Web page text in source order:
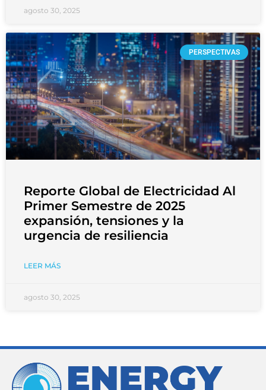
agosto 30, 2025
PERSPECTIVAS
Reporte Global de Electricidad Al
Primer Semestre de 2025
expansión, tensiones y la
urgencia de resiliencia
LEER MÁS
agosto 30, 2025